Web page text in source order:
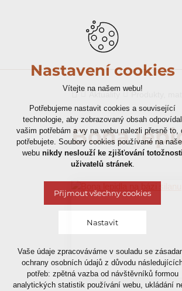
Produkty,
Bona
Nastavení cookies
Vítejte na našem webu!
Potřebujeme nastavit cookies a související
technologie, aby zobrazovaný obsah odpovídal
vašim potřebám a vy na webu nalezli přesně to,
potřebujete. Soubory cookies používané na
webu nikdy neslouží ke zjišťování totožnosti
uživatelů stránek.
Přijmout všechny cookies
Nastavit
Technická cookies
nutná pro provozování webu
udržení kontextu stránek (session):
Vaše údaje zpracováváme v souladu se
ochrany osobních údajů z důvodu
potřeb: zpětná vazba od návštěvníků formou
analytických statistik používání webu, ukládání